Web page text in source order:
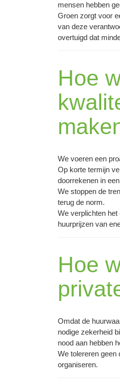
mensen hebben
Groen zorgt voor
van deze
overtuigd dat
Hoe
We voeren een
Op korte termijn
doorrekenen in
We stoppen de
terug de norm.
We verplichten
huurprijzen van
Hoe
Omdat de
nodige zekerheid
nood aan hebben
We tolereren geen
organiseren.